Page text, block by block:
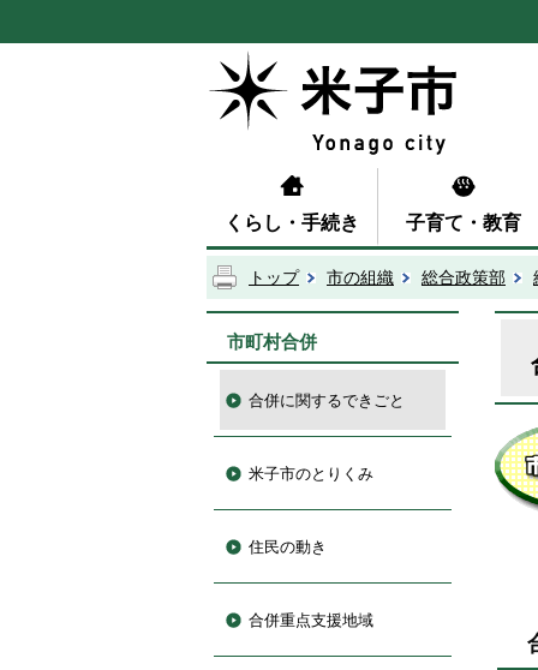
くらし・手続き 子育て・教育
トップ 市の組織 総合政策部
市町村合併
合併に関するできごと
米子市のとりくみ
住民の動き
合併重点支援地域